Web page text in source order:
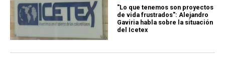
"Lo que tenemos son proyectos
de vida frustrados": Alejandro
Gaviria habla sobre la situación
del Icetex